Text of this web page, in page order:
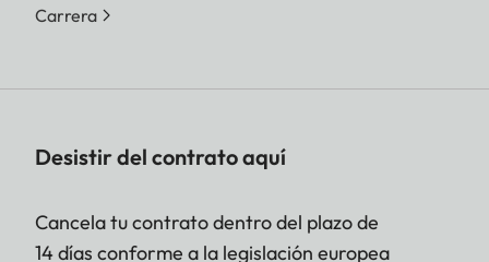
Carrera
Desistir del contrato aquí
Cancela tu contrato dentro del plazo de
14 días conforme a la legislación europea